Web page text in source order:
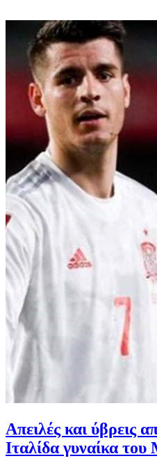
Απειλές και ύβρεις
Ιταλίδα γυναίκα